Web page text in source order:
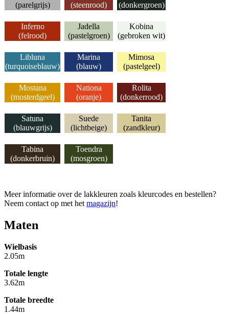
(parelgrijs)
(steenrood)
(donkergroen)
Inferno
(felrood)
Jadella
(pastelgroen)
Kobina
(gebroken wit)
Libluna
(turquoiseblauw)
Marina
(blauw)
Mimosa
(pastelgeel)
Mostana
(mosterdgeel)
Nationa
(oranje)
Rolita
(donkerrood)
Satuna
(blauwgrijs)
Suede
(lichtbeige)
Tanita
(zandkleur)
Tabina
(donkerbruin)
Toendra
(mosgroen)
Meer informatie over de lakkleuren zoals kleurcodes en bestellen?
Neem contact op met het magazijn!
Maten
Wielbasis
2.05m
Totale lengte
3.62m
Totale breedte
1.44m